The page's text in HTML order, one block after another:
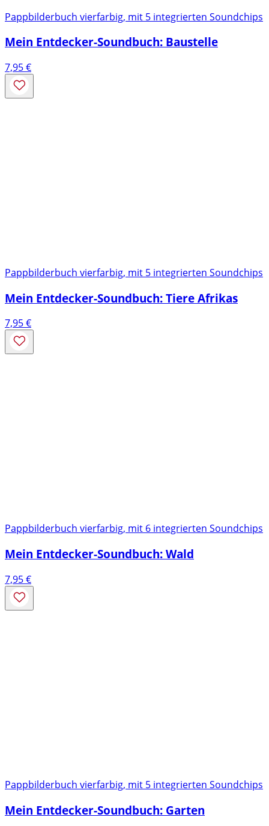
Pappbilderbuch vierfarbig, mit 5 integrierten Soundchips
Mein Entdecker-Soundbuch: Baustelle
7,95€
Pappbilderbuch vierfarbig, mit 5 integrierten Soundchips
Mein Entdecker-Soundbuch: Tiere Afrikas
7,95€
Pappbilderbuch vierfarbig, mit 6 integrierten Soundchips
Mein Entdecker-Soundbuch: Wald
7,95€
Pappbilderbuch vierfarbig, mit 5 integrierten Soundchips
Mein Entdecker-Soundbuch: Garten